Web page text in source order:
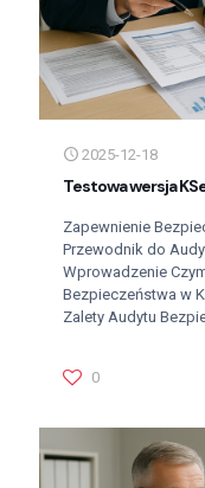
2025-12-18
Testowa wersja
Zapewnienie
Przewodnik do
Wprowadzenie
Bezpieczeństwa w
Zalety Audytu
0